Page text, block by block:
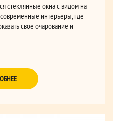
стеклянные окна с видом на
интерьеры, где
свое очарование и